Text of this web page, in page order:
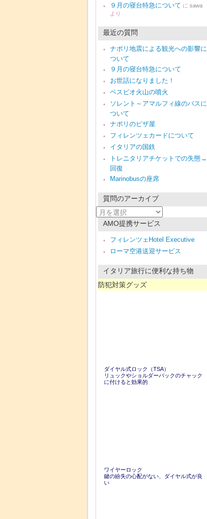
９月の寝台特急について に sawa
より
最近の質問
ナポリ地震による観光への影響に
ついて
９月の寝台特急について
お世話になりました！
ベスピオ火山の噴火
ソレント～アマルフィ線のバスに
ついて
ナポリのピザ屋
フィレンツェカードについて
イタリアの国鉄
トレニタリアチケットでの失態→
回復
Marinobusの座席
質問のアーカイブ
質
問
AMO提携サービス
フィレンツェHotel Executive
ローマ空港送迎サービス
イタリア旅行に便利な持ち物
防犯対策グッズ
ダイヤル式ロック（TSA）
リュックやショルダーバックのチャック
に付けると効果的
ワイヤーロック
鍵の紛失の心配がない、ダイヤル式が良
い